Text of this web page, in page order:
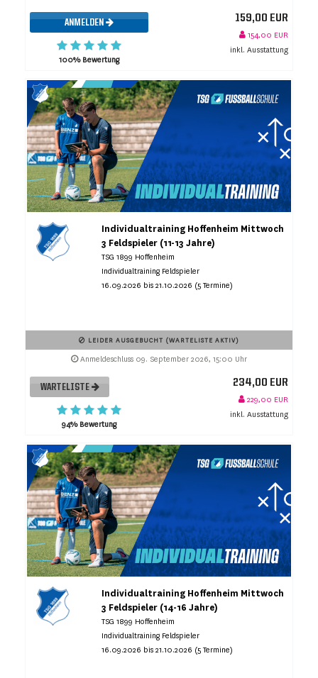
ANMELDEN
100% Bewertung
159,00 EUR
154,00 EUR
inkl. Ausstattung
Individualtraining Hoffenheim Mittwoch
3 Feldspieler (11-13 Jahre)
TSG 1899 Hoffenheim
Individualtraining Feldspieler
16.09.2026 bis 21.10.2026 (5 Termine)
LEIDER AUSGEBUCHT (WARTELISTE AKTIV)
Anmeldeschluss 09. September 2026, 15:00 Uhr
WARTELISTE
94% Bewertung
234,00 EUR
229,00 EUR
inkl. Ausstattung
Individualtraining Hoffenheim Mittwoch
3 Feldspieler (14-16 Jahre)
TSG 1899 Hoffenheim
Individualtraining Feldspieler
16.09.2026 bis 21.10.2026 (5 Termine)